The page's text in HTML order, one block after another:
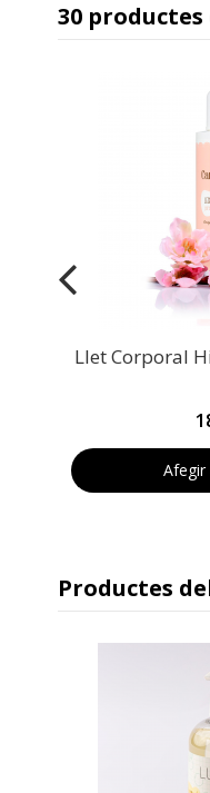
30
Llet Corporal
Afegir
Productes